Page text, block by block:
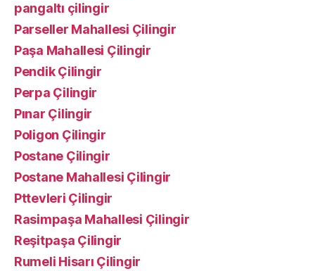
pangaltı çilingir
Parseller Mahallesi Çilingir
Paşa Mahallesi Çilingir
Pendik Çilingir
Perpa Çilingir
Pınar Çilingir
Poligon Çilingir
Postane Çilingir
Postane Mahallesi Çilingir
Pttevleri Çilingir
Rasimpaşa Mahallesi Çilingir
Reşitpaşa Çilingir
Rumeli Hisarı Çilingir